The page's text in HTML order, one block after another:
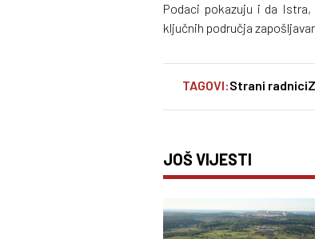
Podaci pokazuju i da
ključnih područja
TAGOVI:Strani radnici
JOŠ VIJESTI